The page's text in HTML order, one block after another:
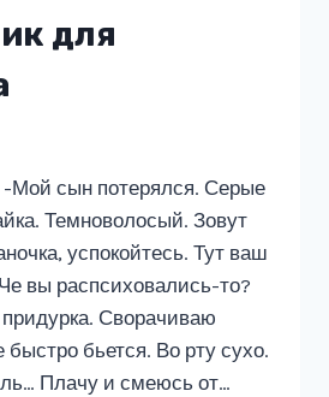
для
Мой сын потерялся. Серые
Темноволосый. Зовут
успокойтесь. Тут ваш
вы распсиховались-то?
Сворачиваю
бьется. Во рту сухо.
Плачу и смеюсь от…